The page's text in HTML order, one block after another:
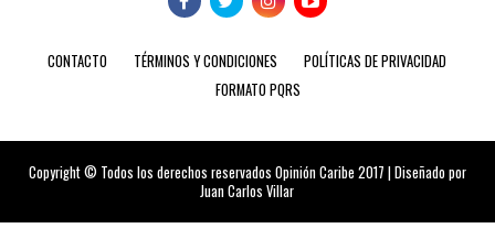
CONTACTO TÉRMINOS Y CONDICIONES
POLÍTICAS DE PRIVACIDAD
FORMATO PQRS
Copyright © Todos los derechos reservados Opinión Caribe 2017 | Diseñado por
Juan Carlos Villar